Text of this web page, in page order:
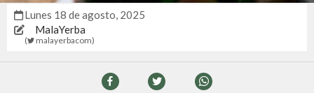
lunes 18 de agosto, 2025
MalaYerba
( malayerbacom)